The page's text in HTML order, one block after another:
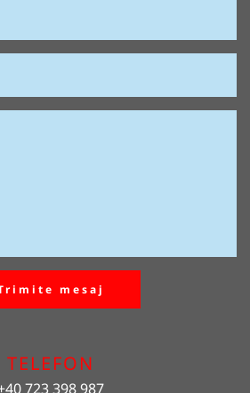
mesaj
TELEFON
723 398 987